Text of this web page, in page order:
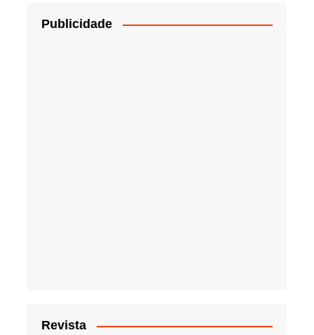
Publicidade
Revista